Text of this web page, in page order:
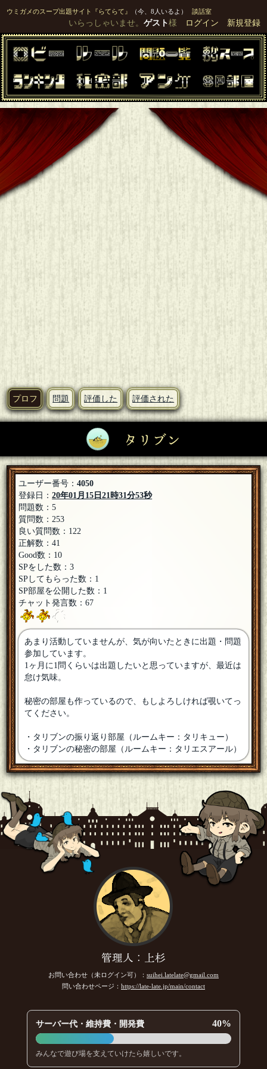
ウミガメのスープ出題サイト『らてらて』 （今、8人いるよ） 談話室
いらっしゃいませ。 ゲスト様 ログイン 新規登録
プロフ 問題 評価した 評価された
タリブン
ユーザー番号：4050
登録日：20年01月15日21時31分53秒
問題数：5
質問数：253
良い質問数：122
正解数：41
Good数：10
SPをした数：3
SPしてもらった数：1
SP部屋を公開した数：1
チャット発言数：67
あまり活動していませんが、気が向いたときに出題・問題
参加しています。
1ヶ月に1問くらいは出題したいと思っていますが、最近は
怠け気味。
秘密の部屋も作っているので、もしよろしければ覗いてっ
てください。
・タリブンの振り返り部屋（ルームキー：タリキュー）
・タリブンの秘密の部屋（ルームキー：タリエスアール）
管理人：上杉
お問い合わせ（未ログイン可）： suihei.latelate@gmail.com
問い合わせページ： https://late-late.jp/main/contact
サーバー代・維持費・開発費 40%
みんなで遊び場を支えていけたら嬉しいです。